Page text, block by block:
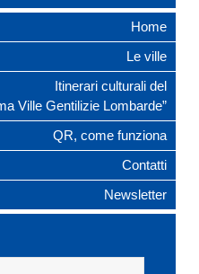
Home
Le ville
Itinerari culturali del
Ville Gentilizie Lombarde”
QR, come funziona
Contatti
Newsletter